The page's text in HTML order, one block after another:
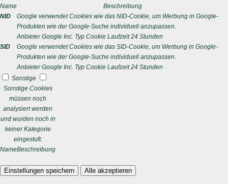
Name
Beschreibung
NID
Google verwendet Cookies wie das NID-Cookie, um Werbung in Google-
Produkten wie der Google-Suche individuell anzupassen.
Anbieter Google Inc. Typ Cookie Laufzeit 24 Stunden
SID
Google verwendet Cookies wie das SID-Cookie, um Werbung in Google-
Produkten wie der Google-Suche individuell anzupassen.
Anbieter Google Inc. Typ Cookie Laufzeit 24 Stunden
Sonstige
Sonstige Cookies
müssen noch
analysiert werden
und wurden noch in
keiner Kategorie
eingestuft.
NameBeschreibung
Einstellungen speichern Alle akzeptieren